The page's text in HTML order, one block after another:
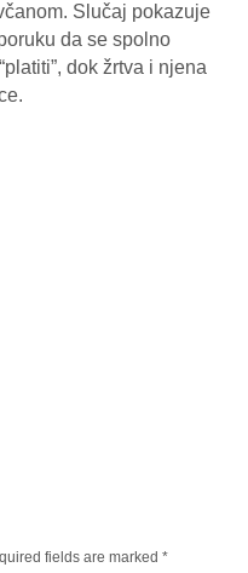
Slučaj pokazuje
da se spolno
dok žrtva i njena
fields are marked *